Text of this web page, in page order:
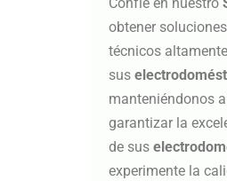
Confíe en nuestro
obtener
técnicos
sus
manteniéndonos
garantizar la
de sus
experimente la